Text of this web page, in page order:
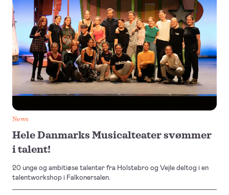
News
Hele Danmarks Musicalteater svømmer
i talent!
20 unge og ambitiøse talenter fra Holstebro og Vejle deltog i en
talentworkshop i Falkonersalen.